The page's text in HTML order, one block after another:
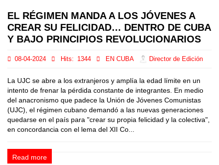
EL RÉGIMEN MANDA A LOS JÓVENES A
CREAR SU FELICIDAD… DENTRO DE CUBA
Y BAJO PRINCIPIOS REVOLUCIONARIOS
08-04-2024 Hits: 1344 EN CUBA Director de Edición
La UJC se abre a los extranjeros y amplía la edad límite en un
intento de frenar la pérdida constante de integrantes. En medio
del anacronismo que padece la Unión de Jóvenes Comunistas
(UJC), el régimen cubano demandó a las nuevas generaciones
quedarse en el país para "crear su propia felicidad y la colectiva",
en concordancia con el lema del XII Co...
Read more